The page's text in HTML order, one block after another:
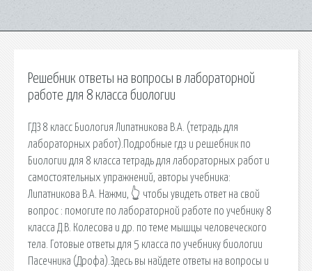
Решебник ответы на вопросы в лабораторной
работе для 8 класса биологии
ГДЗ 8 класс Биология Липатникова В.А. (тетрадь для
лабораторных работ).Подробные гдз и решебник по
Биологии для 8 класса тетрадь для лабораторных работ и
самостоятельных упражнений, авторы учебника:
Липатникова В.А. Нажми, 👆 чтобы увидеть ответ на свой
вопрос ️: помогите по лабораторной работе по учебнику 8
класса Д.В. Колесова и др. по теме мышцы человеческого
тела. Готовые ответы для 5 класса по учебнику биологии
Пасечника (Дрофа).Здесь вы найдете ответы на вопросы и